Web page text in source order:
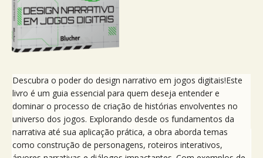
Descubra o poder do design narrativo em jogos digitais!Este
livro é um guia essencial para quem deseja entender e
dominar o processo de criação de histórias envolventes no
universo dos jogos. Explorando desde os fundamentos da
narrativa até sua aplicação prática, a obra aborda temas
como construção de personagens, roteiros interativos,